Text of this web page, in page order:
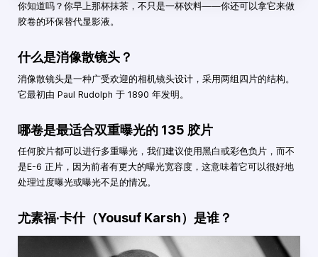
你知道吗？你早上那杯抹茶，不只是一杯饮料——你还可以拿它来做
胶卷的环保替代显影液。
什么是消像散镜头？
消像散镜头是一种广受欢迎的相机镜头设计，采用两组四片的结构。
它最初由 Paul Rudolph 于 1890 年发明。
哪卷是最适合双重曝光的 135 胶片
任何胶片都可以进行多重曝光，我们建议使用黑白或彩色负片，而不
是E-6 正片，因为前者有更大的曝光宽容度，这意味着它可以很好地
处理过度曝光或曝光不足的情况。
尤素福·卡什（Yousuf Karsh）是谁？